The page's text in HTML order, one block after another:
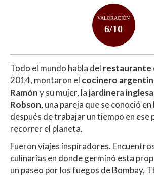
VALORACIÓN
6/10
Todo el mundo habla del restaurante
2014, montaron el cocinero
Ramóny su mujer, la jardinera
Robson, una pareja que se conoció
después de trabajar un tiempo en ese
recorrer el planeta.
Fueron viajes inspiradores.
culinarias en donde germinó esta
un paseo por los fuegos de Bombay,